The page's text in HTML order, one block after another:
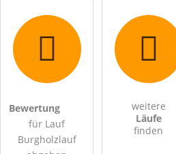
Hiermit akzeptiere ich dieAGB
Bewertung
für Lauf
Burgholzlauf
weitere
Läufe
finden